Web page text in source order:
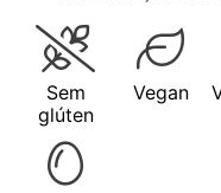
Sem
glúten
Vegan